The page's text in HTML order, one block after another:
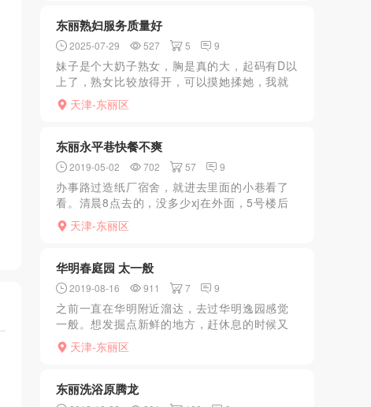
东丽熟妇服务质量好
2025-07-29 527 5 9
妹子是个大奶子熟女，胸是真的大，起码有D以
上了，熟女比较放得开，可以摸她揉她，我就
特别好奶子大这口，这个价格也合适，性价比
高，两张一次，六张包夜不限次随便日，真正
天津-东丽区
东丽永平巷快餐不爽
2019-05-02 702 57 9
办事路过造纸厂宿舍，就进去里面的小巷看了
看。清晨8点去的，没多少xj在外面，5号楼后
面很多年龄大的，算是大妈了。3号楼看到个年
轻点的，问了价格150一炮，就关门进屋开始
天津-东丽区
华明春庭园 太一般
2019-08-16 911 7 9
之前一直在华明附近溜达，去过华明逸园感觉
一般。想发掘点新鲜的地方，赶休息的时候又
去了华明，白天人比较多就走到了最后一排小
区，进了一个春庭园，溜来溜去都是人不好意
天津-东丽区
东丽洗浴原腾龙